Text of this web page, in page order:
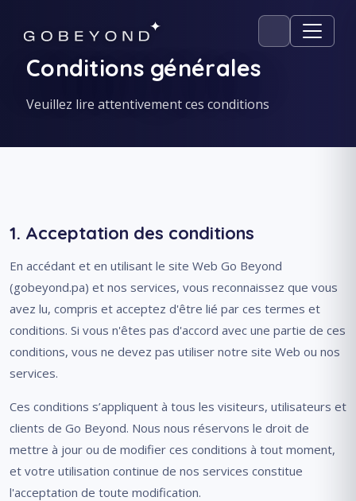
Conditions générales
Veuillez lire attentivement ces conditions
1. Acceptation des conditions
En accédant et en utilisant le site Web Go Beyond
(gobeyond.pa) et nos services, vous reconnaissez que vous
avez lu, compris et acceptez d'être lié par ces termes et
conditions. Si vous n'êtes pas d'accord avec une partie de ces
conditions, vous ne devez pas utiliser notre site Web ou nos
services.
Ces conditions s’appliquent à tous les visiteurs, utilisateurs et
clients de Go Beyond. Nous nous réservons le droit de
mettre à jour ou de modifier ces conditions à tout moment,
et votre utilisation continue de nos services constitue
l'acceptation de toute modification.